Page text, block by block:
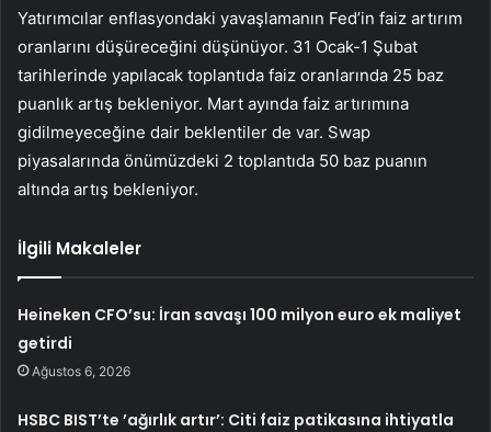
Yatırımcılar enflasyondaki yavaşlamanın Fed’in faiz artırım
oranlarını düşüreceğini düşünüyor. 31 Ocak-1 Şubat
tarihlerinde yapılacak toplantıda faiz oranlarında 25 baz
puanlık artış bekleniyor. Mart ayında faiz artırımına
gidilmeyeceğine dair beklentiler de var. Swap
piyasalarında önümüzdeki 2 toplantıda 50 baz puanın
altında artış bekleniyor.
İlgili Makaleler
Heineken CFO’su: İran savaşı 100 milyon euro ek maliyet
getirdi
Ağustos 6, 2026
HSBC BIST’te ’ağırlık artır’: Citi faiz patikasına ihtiyatla